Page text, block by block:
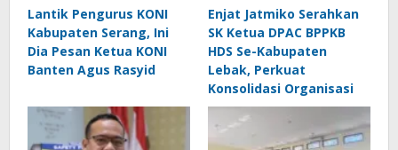
Lantik Pengurus KONI
Kabupaten Serang, Ini
Dia Pesan Ketua KONI
Banten Agus Rasyid
Enjat Jatmiko Serahkan
SK Ketua DPAC BPPKB
HDS Se-Kabupaten
Lebak, Perkuat
Konsolidasi Organisasi